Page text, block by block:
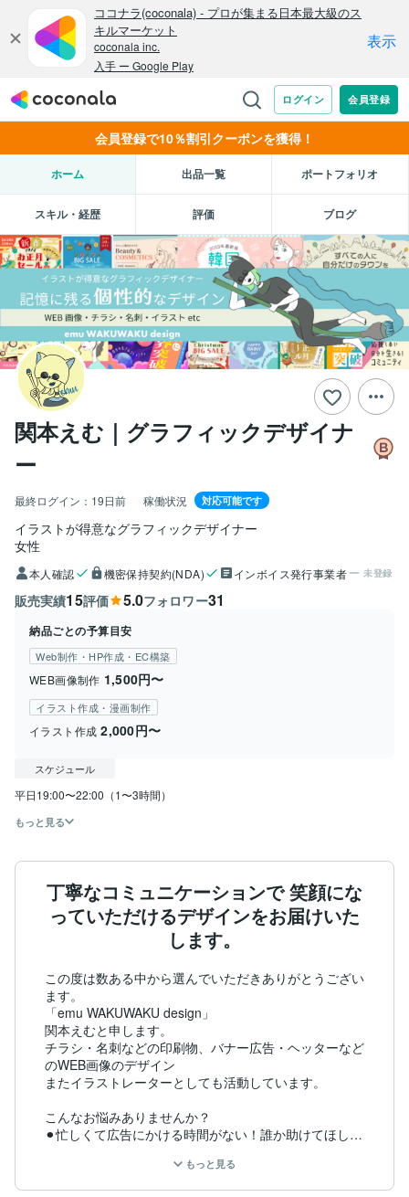
会員登録で10％割引クーポンを獲得！
ホーム 出品一覧 ポートフォリオ
スキル・経歴 評価 ブログ
関本えむ｜グラフィックデザイナ
ー
最終ログイン： 19日前 稼働状況 対応可能です
イラストが得意なグラフィックデザイナー
女性
本人確認 機密保持契約(NDA) インボイス発行事業者 未登録
販売実績15評価 5.0フォロワー31
納品ごとの予算目安
Web制作・HP作成・EC構築
WEB画像制作 1,500円〜
イラスト作成・漫画制作
イラスト作成 2,000円〜
スケジュール
平日19:00〜22:00（1〜3時間）
もっと見る
丁寧なコミュニケーションで 笑顔にな
っていただけるデザインをお届けいた
します。
この度は数ある中から選んでいただきありがとうござい
ます。
「emu WAKUWAKU design」
関本えむと申します。
チラシ・名刺などの印刷物、バナー広告・ヘッターなど
のWEB画像のデザイン
またイラストレーターとしても活動しています。
こんなお悩みありませんか？
⚫︎忙しくて広告にかける時間がない！誰か助けてほし
⚫︎デザインのことはさっぱりわからない！
⚫︎広告を作ったは良いけど思ったような効果がないな
もっと見る